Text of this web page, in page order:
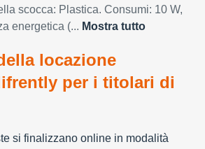
scocca: Plastica. Consumi: 10 W,
energetica (... Mostra tutto
locazione
per i titolari di
si finalizzano online in modalità